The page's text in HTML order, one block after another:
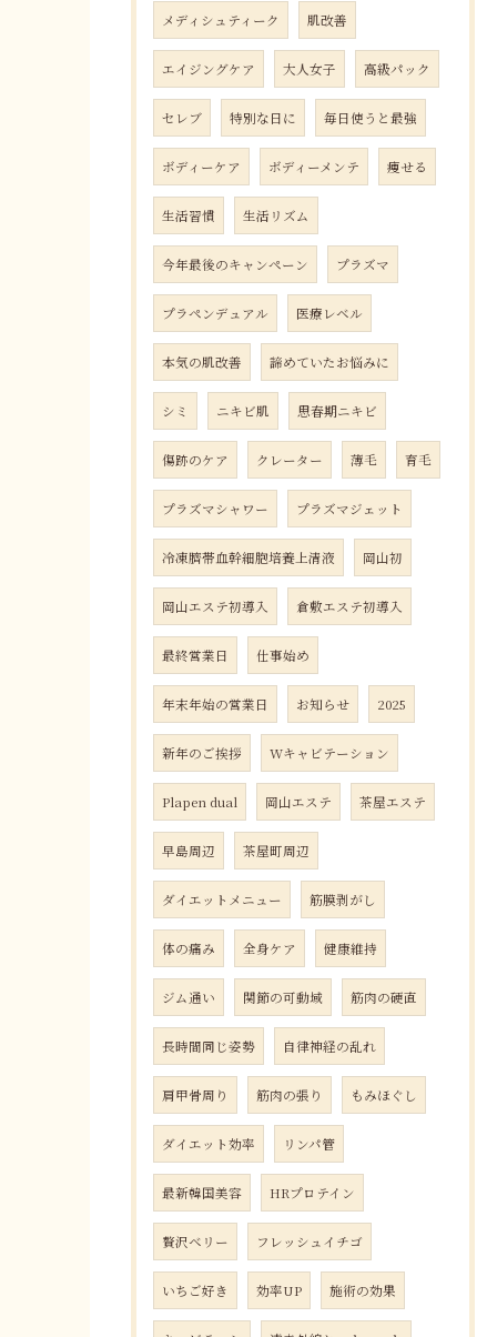
メディシュティーク 肌改善
エイジングケア 大人女子 高級パック
セレブ 特別な日に 毎日使うと最強
ボディーケア ボディーメンテ 痩せる
生活習慣 生活リズム
今年最後のキャンペーン プラズマ
プラペンデュアル 医療レベル
本気の肌改善 諦めていたお悩みに
シミ ニキビ肌 思春期ニキビ
傷跡のケア クレーター 薄毛 育毛
プラズマシャワー プラズマジェット
冷凍臍帯血幹細胞培養上清液 岡山初
岡山エステ初導入 倉敷エステ初導入
最終営業日 仕事始め
年末年始の営業日 お知らせ 2025
新年のご挨拶 Wキャビテーション
Plapen dual 岡山エステ 茶屋エステ
早島周辺 茶屋町周辺
ダイエットメニュー 筋膜剥がし
体の痛み 全身ケア 健康維持
ジム通い 関節の可動域 筋肉の硬直
長時間同じ姿勢 自律神経の乱れ
肩甲骨周り 筋肉の張り もみほぐし
ダイエット効率 リンパ管
最新韓国美容 HRプロテイン
贅沢ベリー フレッシュイチゴ
いちご好き 効率UP 施術の効果